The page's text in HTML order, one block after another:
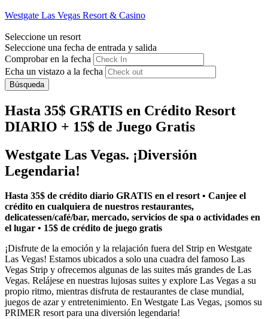
Westgate Las Vegas Resort & Casino
Seleccione un resort
Seleccione una fecha de entrada y salida
Comprobar en la fecha
Echa un vistazo a la fecha
Búsqueda
Hasta 35$ GRATIS en Crédito Resort
DIARIO + 15$ de Juego Gratis
Westgate Las Vegas. ¡Diversión
Legendaria!
Hasta 35$ de crédito diario GRATIS en el resort • Canjee el
crédito en cualquiera de nuestros restaurantes,
delicatessen/café/bar, mercado, servicios de spa o actividades en
el lugar • 15$ de crédito de juego gratis
¡Disfrute de la emoción y la relajación fuera del Strip en Westgate
Las Vegas! Estamos ubicados a solo una cuadra del famoso Las
Vegas Strip y ofrecemos algunas de las suites más grandes de Las
Vegas. Relájese en nuestras lujosas suites y explore Las Vegas a su
propio ritmo, mientras disfruta de restaurantes de clase mundial,
juegos de azar y entretenimiento. En Westgate Las Vegas, ¡somos su
PRIMER resort para una diversión legendaria!